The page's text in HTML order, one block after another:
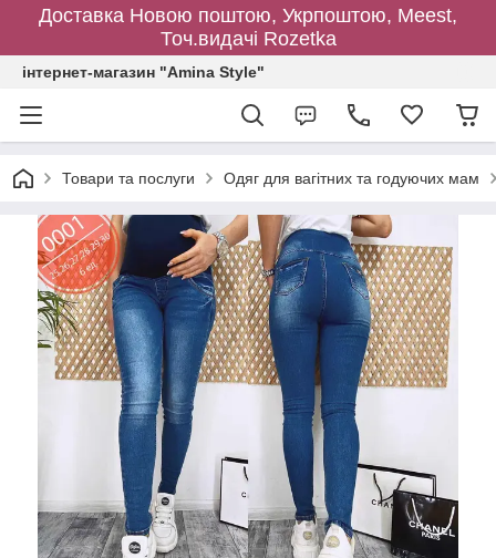
Доставка Новою поштою, Укрпоштою, Meest,
Точ.видачі Rozetka
інтернет-магазин "Amina Style"
Товари та послуги Одяг для вагітних та годуючих мам